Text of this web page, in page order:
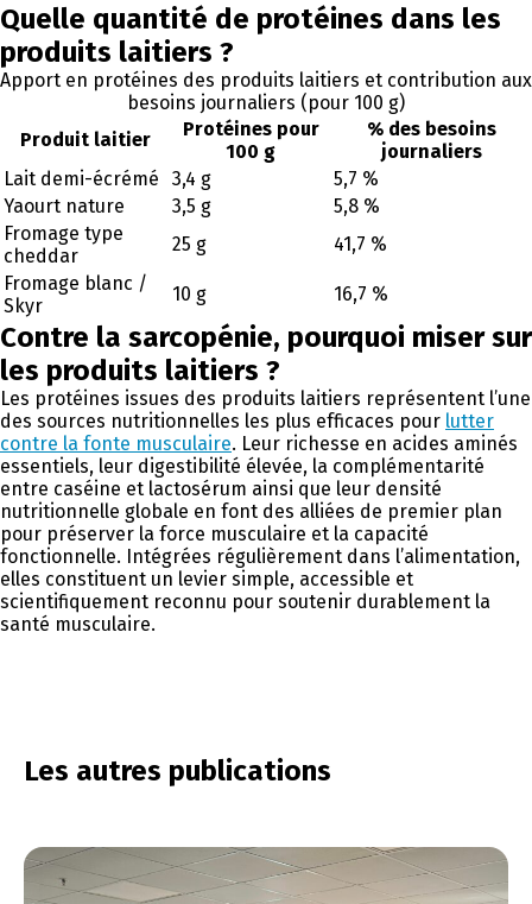
Quelle quantité de protéines dans les
produits laitiers ?
Apport en protéines des produits laitiers et contribution aux
besoins journaliers (pour 100 g)
Produit laitier
Protéines pour
100 g
% des besoins
journaliers
Lait demi-écrémé
3,4 g
5,7 %
Yaourt nature
3,5 g
5,8 %
Fromage type
cheddar
25 g
41,7 %
Fromage blanc /
Skyr
10 g 16,7 %
Contre la sarcopénie, pourquoi miser sur
les produits laitiers ?
Les protéines issues des produits laitiers représentent l’une
des sources nutritionnelles les plus efficaces pour lutter
contre la fonte musculaire. Leur richesse en acides aminés
essentiels, leur digestibilité élevée, la complémentarité
entre caséine et lactosérum ainsi que leur densité
nutritionnelle globale en font des alliées de premier plan
pour préserver la force musculaire et la capacité
fonctionnelle. Intégrées régulièrement dans l’alimentation,
elles constituent un levier simple, accessible et
scientifiquement reconnu pour soutenir durablement la
santé musculaire.
Les autres publications